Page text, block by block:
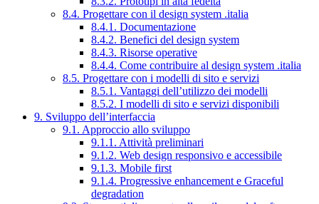
8.4. Progettare con il design system .italia
8.4.1. Documentazione
8.4.2. Benefici del design system
8.4.3. Risorse operative
8.4.4. Come contribuire al design system .italia
8.5. Progettare con i modelli di sito e servizi
8.5.1. Vantaggi dell’utilizzo dei modelli
8.5.2. I modelli di sito e servizi disponibili
9. Sviluppo dell’interfaccia
9.1. Approccio allo sviluppo
9.1.1. Attività preliminari
9.1.2. Web design responsivo e accessibile
9.1.3. Mobile first
9.1.4. Progressive enhancement e Graceful
degradation